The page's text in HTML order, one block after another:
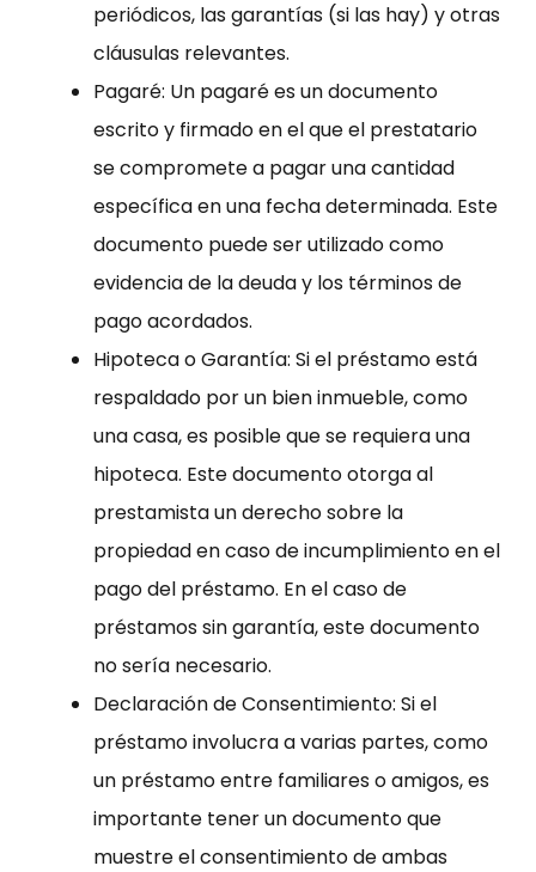
periódicos, las garantías (si las hay) y otras
cláusulas relevantes.
Pagaré: Un pagaré es un documento
escrito y firmado en el que el prestatario
se compromete a pagar una cantidad
específica en una fecha determinada. Este
documento puede ser utilizado como
evidencia de la deuda y los términos de
pago acordados.
Hipoteca o Garantía: Si el préstamo está
respaldado por un bien inmueble, como
una casa, es posible que se requiera una
hipoteca. Este documento otorga al
prestamista un derecho sobre la
propiedad en caso de incumplimiento en el
pago del préstamo. En el caso de
préstamos sin garantía, este documento
no sería necesario.
Declaración de Consentimiento: Si el
préstamo involucra a varias partes, como
un préstamo entre familiares o amigos, es
importante tener un documento que
muestre el consentimiento de ambas